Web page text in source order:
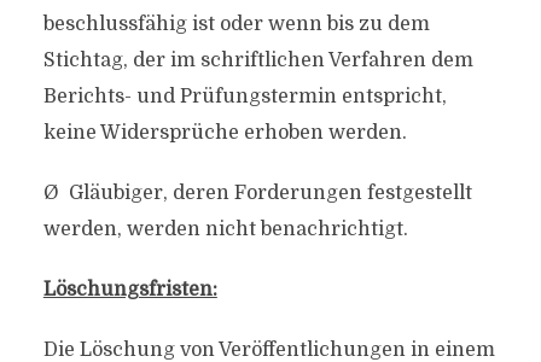
beschlussfähig ist oder wenn bis zu dem
Stichtag, der im schriftlichen Verfahren dem
Berichts- und Prüfungstermin entspricht,
keine Widersprüche erhoben werden.
Ø Gläubiger, deren Forderungen festgestellt
werden, werden nicht benachrichtigt.
Löschungsfristen:
Die Löschung von Veröffentlichungen in einem